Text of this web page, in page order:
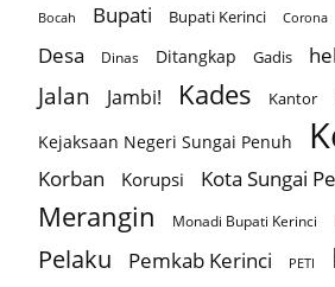
Bocah Bupati Bupati Kerinci Corona
Desa Dinas Ditangkap Gadis
Jalan Jambi! Kades Kantor
Kejaksaan Negeri Sungai Penuh
Korban Korupsi Kota Sungai
Merangin Monadi Bupati Kerinci
Pelaku Pemkab Kerinci PETI